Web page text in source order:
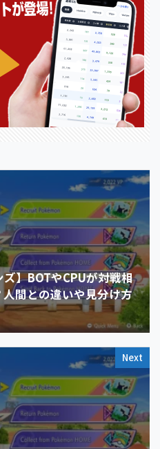
】BOTやCPUが対戦相
間との違いや見分け方
Next